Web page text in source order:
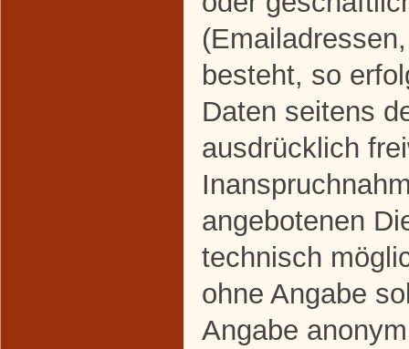
besteht, so
Daten seitens
ausdrücklich
angebotenen
technisch
ohne Angabe
Angabe